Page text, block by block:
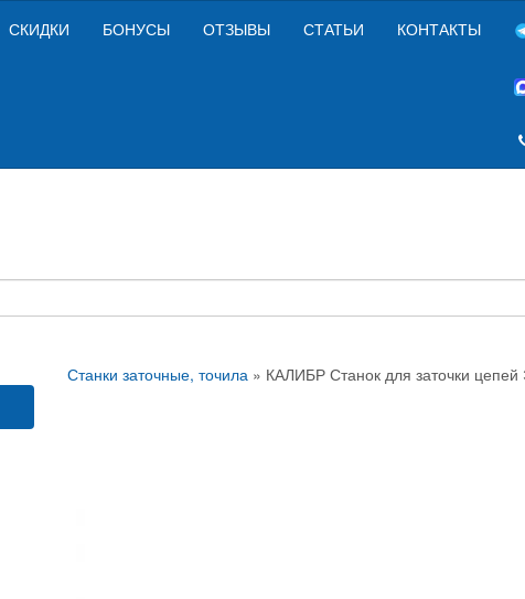
СКИДКИ БОНУСЫ ОТЗЫВЫ СТАТЬИ КОНТАКТЫ
Станки заточные, точила » КАЛИБР Станок для заточки